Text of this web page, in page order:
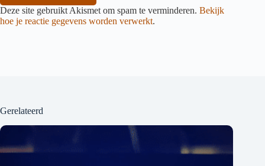
Deze site gebruikt Akismet om spam te verminderen. Bekijk
hoe je reactie gegevens worden verwerkt.
Gerelateerd